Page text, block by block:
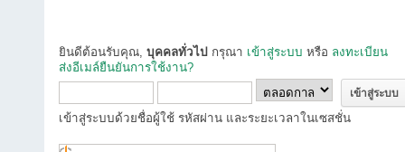
ยินดีต้อนรับคุณ, บุคคลทั่วไป กรุณา เข้าสู่ระบบ หรือ ลงทะเบียน
ส่งอีเมล์ยืนยันการใช้งาน?
เข้าสู่ระบบด้วยชื่อผู้ใช้ รหัสผ่าน และระยะเวลาในเซสชั่น